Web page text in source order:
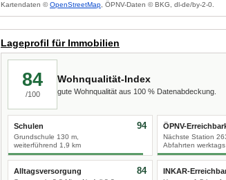
Kartendaten ©OpenStreetMap , ÖPNV-Daten © BKG, dl-de/by-2-0.
Lageprofil für Immobilien
84
/100
Wohnqualität-Index
gute Wohnqualität aus 100 % Datenabdeckung.
Schulen
Grundschule 130 m,
weiterführend 1,9 km
94 ÖPNV-
Nächste Station
Abfahrten werktags
Alltagsversorgung 84 INKAR-